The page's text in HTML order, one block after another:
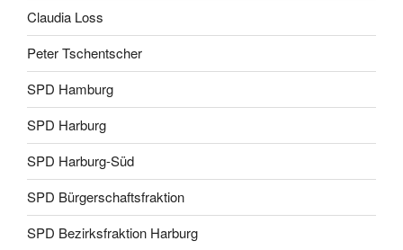
Claudia Loss
Peter Tschentscher
SPD Hamburg
SPD Harburg
SPD Harburg-Süd
SPD Bürgerschaftsfraktion
SPD Bezirksfraktion Harburg